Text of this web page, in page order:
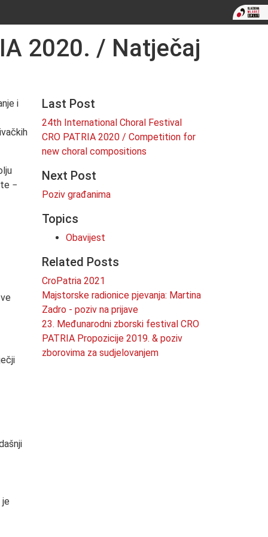
2020. / Natječaj
i
−
Last Post
24th International Choral Festival
CRO PATRIA 2020 / Competition for
new choral compositions
Next Post
Poziv građanima
Topics
Obavijest
Related Posts
CroPatria 2021
Majstorske radionice pjevanja: Martina
Zadro - poziv na prijave
23. Međunarodni zborski festival CRO
PATRIA Propozicije 2019. & poziv
zborovima za sudjelovanjem